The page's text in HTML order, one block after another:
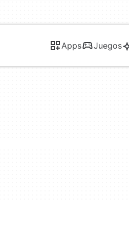
Apps Juegos